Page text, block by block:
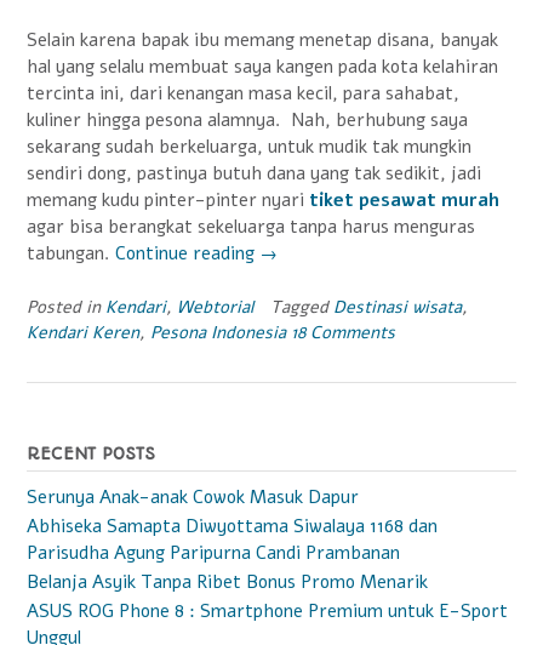
Selain karena bapak ibu memang menetap disana, banyak
hal yang selalu membuat saya kangen pada kota kelahiran
tercinta ini, dari kenangan masa kecil, para sahabat,
kuliner hingga pesona alamnya. Nah, berhubung saya
sekarang sudah berkeluarga, untuk mudik tak mungkin
sendiri dong, pastinya butuh dana yang tak sedikit, jadi
memang kudu pinter-pinter nyari tiket pesawat murah
agar bisa berangkat sekeluarga tanpa harus menguras
tabungan. Continue reading “Surga-
Wisata
ini
Saya
Pada
Sulawesi
Tenggara”
→
Posted in Kendari, Webtorial Tagged Destinasi wisata,
Kendari Keren, Pesona Indonesia 18 Comments
RECENT POSTS
Serunya Anak-anak Cowok Masuk Dapur
Abhiseka Samapta Diwyottama Siwalaya 1168 dan
Parisudha Agung Paripurna Candi Prambanan
Belanja Asyik Tanpa Ribet Bonus Promo Menarik
ASUS ROG Phone 8 : Smartphone Premium untuk E-Sport
Unggul